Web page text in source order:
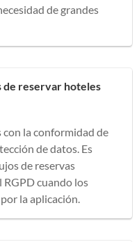
de grandes
de reservar hoteles
con la conformidad de
de datos. Es
de reservas
cuando los
la aplicación.